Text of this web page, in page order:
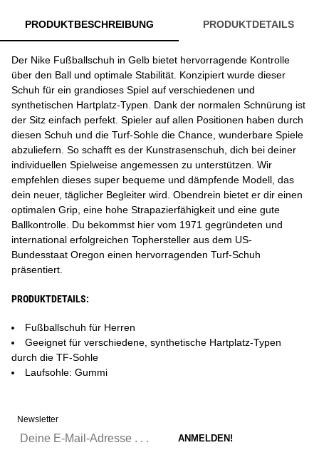
PRODUKTBESCHREIBUNG PRODUKTDETAILS
Der Nike Fußballschuh in Gelb bietet hervorragende Kontrolle
über den Ball und optimale Stabilität. Konzipiert wurde dieser
Schuh für ein grandioses Spiel auf verschiedenen und
synthetischen Hartplatz-Typen. Dank der normalen Schnürung ist
der Sitz einfach perfekt. Spieler auf allen Positionen haben durch
diesen Schuh und die Turf-Sohle die Chance, wunderbare Spiele
abzuliefern. So schafft es der Kunstrasenschuh, dich bei deiner
individuellen Spielweise angemessen zu unterstützen. Wir
empfehlen dieses super bequeme und dämpfende Modell, das
dein neuer, täglicher Begleiter wird. Obendrein bietet er dir einen
optimalen Grip, eine hohe Strapazierfähigkeit und eine gute
Ballkontrolle. Du bekommst hier vom 1971 gegründeten und
international erfolgreichen Tophersteller aus dem US-
Bundesstaat Oregon einen hervorragenden Turf-Schuh
präsentiert.
PRODUKTDETAILS:
Fußballschuh für Herren
Geeignet für verschiedene, synthetische Hartplatz-Typen
durch die TF-Sohle
Laufsohle: Gummi
Newsletter